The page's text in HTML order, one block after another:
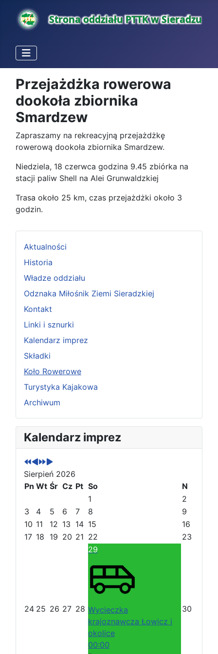
Aktualności
Historia
Władze oddziału
Odznaka Miłośnik Ziemi Sieradzkiej
Kontakt
Linki i sznurki
Kalendarz imprez
Składki
Koło Rowerowe
Turystyka Kajakowa
Archiwum
Kalendarz imprez
P
o
p
r
z
e
n
i
r
P
o
p
r
z
e
i
m
N
a
s
t
ę
p
y
r
o
N
a
s
t
ę
p
y
m
Sierpień 2026
Pn Wt Śr Cz Pt So
N
1
2
3
4 5 6 7 8
9
10 11 12 13 14 15
16
17 18 19 20 21 22 23
24 25 26 27 28
29
Wycieczka
krajoznawcza Łowicz i
okolice
00:00
30
Przejażdżka rowerowa
dookoła zbiornika
Smardzew
Zapraszamy na rekreacyjną przejażdżkę
rowerową dookoła zbiornika Smardzew.
Niedziela, 18 czerwca godzina 9.45 zbiórka na
stacji paliw Shell na Alei Grunwaldzkiej
Trasa około 25 km, czas przejażdżki około 3
godzin.